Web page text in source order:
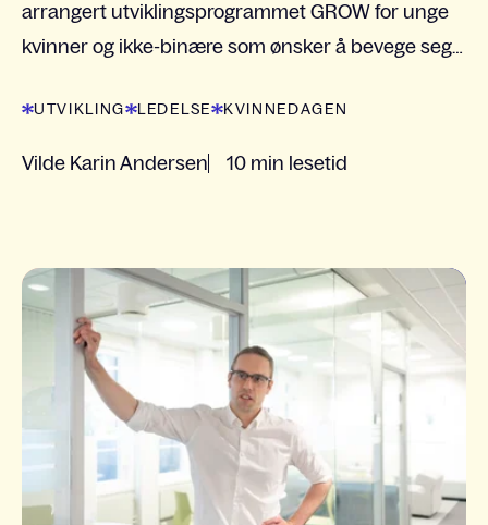
arrangert utviklingsprogrammet GROW for unge
kvinner og ikke-binære som ønsker å bevege seg i
UTVIKLING LEDELSE KVINNEDAGEN
Vilde Karin Andersen 10 min lesetid